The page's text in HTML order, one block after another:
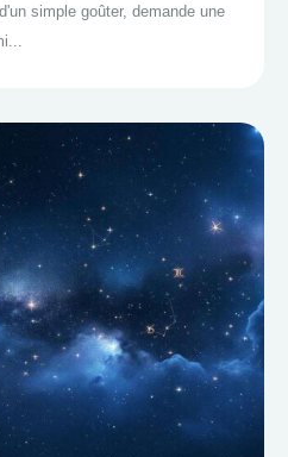
simple goûter, demande une